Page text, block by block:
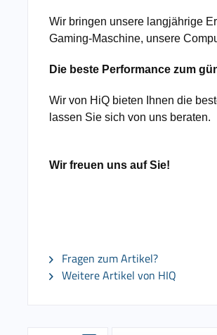
Wir bringen unsere langjährige
Gaming-Maschine, unsere
Die beste Performance zum
Wir von HiQ bieten Ihnen die
lassen Sie sich von uns beraten.
Wir freuen uns auf Sie!
Fragen zum Artikel?
Weitere Artikel von HIQ